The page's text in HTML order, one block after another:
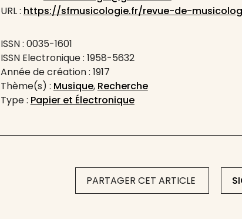
URL : https://sfmusicologie.fr/revue-de-
ISSN : 0035-1601
ISSN Electronique : 1958-5632
Année de création : 1917
Thème(s) : Musique, Recherche
Type : Papier et Électronique
PARTAGER CET ARTICLE